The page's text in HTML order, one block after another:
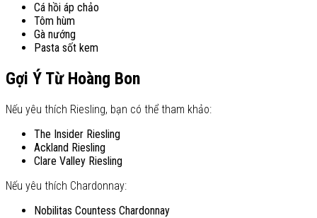
Cá hồi áp chảo
Tôm hùm
Gà nướng
Pasta sốt kem
Gợi Ý Từ Hoàng Bon
Nếu yêu thích Riesling, bạn có thể tham khảo:
The Insider Riesling
Ackland Riesling
Clare Valley Riesling
Nếu yêu thích Chardonnay:
Nobilitas Countess Chardonnay